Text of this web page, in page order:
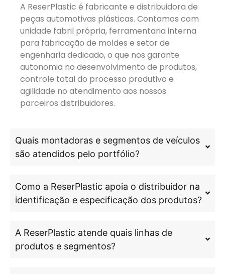
A ReserPlastic é fabricante e distribuidora de
peças automotivas plásticas. Contamos com
unidade fabril própria, ferramentaria interna
para fabricação de moldes e setor de
engenharia dedicado, o que nos garante
autonomia no desenvolvimento de produtos,
controle total do processo produtivo e
agilidade no atendimento aos nossos
parceiros distribuidores.
Quais montadoras e segmentos de veículos
são atendidos pelo portfólio?
Como a ReserPlastic apoia o distribuidor na
identificação e especificação dos produtos?
A ReserPlastic atende quais linhas de
produtos e segmentos?